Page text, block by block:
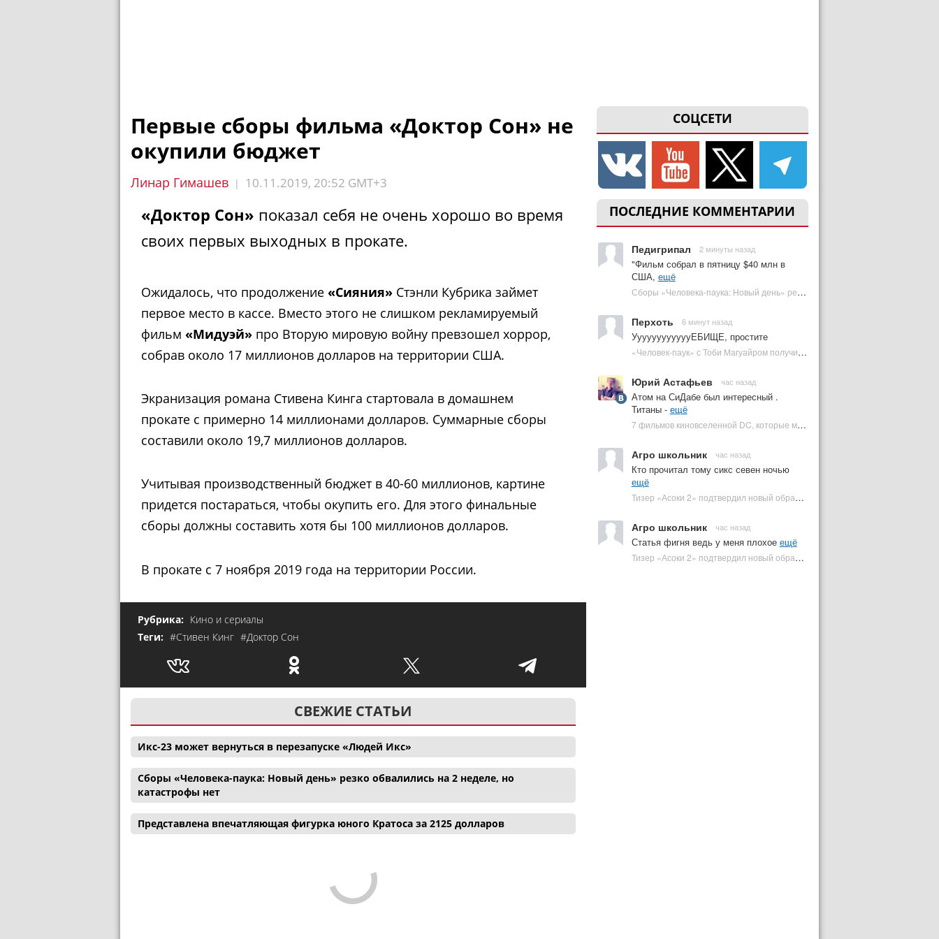
СОЦСЕТИ
ПОСЛЕДНИЕ КОММЕНТАРИИ
Педигрипал 2 минуты назад
"Фильм собрал в пятницу $40 млн в
США, ещё
Сборы «Человека-паука: Новый день» резко обвалились на 2 неделе, но катастрофы нет | Plugged In Ru
Перхоть 6 минут назад
УуууууууууууЕБИЩЕ, простите
«Человек-паук» с Тоби Магуайром получил новый постер | Plugged In Ru
Юрий Астафьев час назад
Атом на СиДабе был интересный .
Титаны - ещё
7 фильмов киновселенной DC, которые может снять Зак Снайдер | Plugged In Ru
Агро школьник час назад
Кто прочитал тому сикс севен ночью
ещё
Тизер «Асоки 2» подтвердил новый образ Энакина Скайуокера | Plugged In Ru
Агро школьник час назад
Статья фигня ведь у меня плохое ещё
Тизер «Асоки 2» подтвердил новый образ Энакина Скайуокера | Plugged In Ru
Первые сборы фильма «Доктор Сон» не
окупили бюджет
Линар Гимашев | 10.11.2019, 20:52 GMT+3
«Доктор Сон» показал себя не очень хорошо во время
своих первых выходных в прокате.
Ожидалось, что продолжение «Сияния» Стэнли Кубрика займет
первое место в кассе. Вместо этого не слишком рекламируемый
фильм «Мидуэй» про Вторую мировую войну превзошел хоррор,
собрав около ​​17 миллионов долларов на территории США.
Экранизация романа Стивена Кинга стартовала в домашнем
прокате с примерно 14 миллионами долларов. Суммарные сборы
составили около 19,7 миллионов долларов.
Учитывая производственный бюджет в 40-60 миллионов, картине
придется постараться, чтобы окупить его. Для этого финальные
сборы должны составить хотя бы 100 миллионов долларов.
В прокате с 7 ноября 2019 года на территории России.
Рубрика: Кино и сериалы
Теги: #Стивен Кинг #Доктор Сон
СВЕЖИЕ СТАТЬИ
Икс-23 может вернуться в перезапуске «Людей Икс»
Сборы «Человека-паука: Новый день» резко обвалились на 2 неделе, но
катастрофы нет
Представлена впечатляющая фигурка юного Кратоса за 2125 долларов